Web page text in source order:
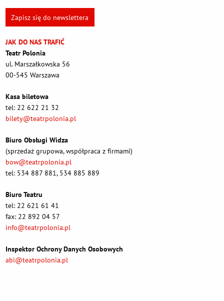
Zapisz się do newslettera
JAK DO NAS TRAFIĆ
Teatr Polonia
ul. Marszałkowska 56
00-545 Warszawa
Kasa biletowa
tel: 22 622 21 32
bilety@teatrpolonia.pl
Biuro Obsługi Widza
(sprzedaż grupowa, współpraca z firmami)
bow@teatrpolonia.pl
tel: 534 887 881, 534 885 889
Biuro Teatru
tel: 22 621 61 41
fax: 22 892 04 57
info@teatrpolonia.pl
Inspektor Ochrony Danych Osobowych
abi@teatrpolonia.pl